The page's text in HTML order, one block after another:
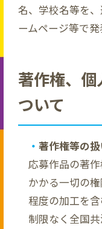
名、学校名等を
ームページ等で発
著作権、
ついて
著作権等の
応募作品の著
かかる一切の
程度の加工を
制限なく全国